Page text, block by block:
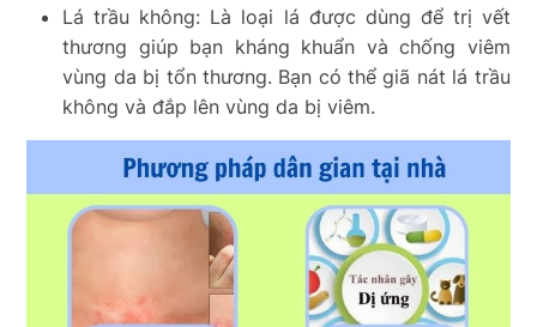
Lá trầu không: Là loại lá được dùng để trị vết
thương giúp bạn kháng khuẩn và chống viêm
vùng da bị tổn thương. Bạn có thể giã nát lá trầu
không và đắp lên vùng da bị viêm.